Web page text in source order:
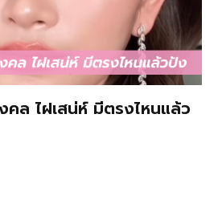
คล ไฝเสน่ห์ มีตรงไหนแล้ว